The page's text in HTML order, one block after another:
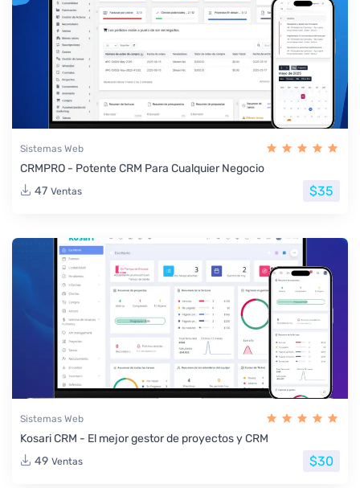
Sistemas Web
CRMPRO - Potente CRM Para Cualquier Negocio
47 Ventas $35
Sistemas Web
Kosari CRM - El mejor gestor de proyectos y CRM
49 Ventas $30